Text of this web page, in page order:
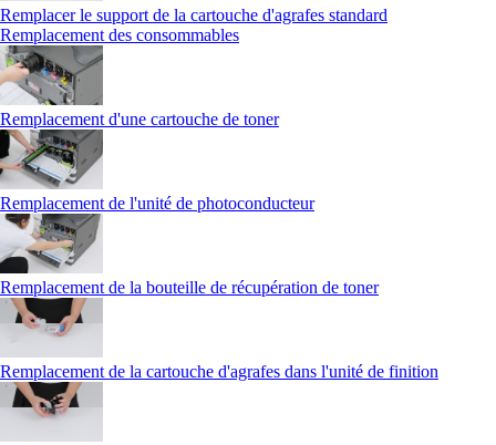
Remplacer le support de la cartouche d'agrafes standard
Remplacement des consommables
Remplacement d'une cartouche de toner
Remplacement de l'unité de photoconducteur
Remplacement de la bouteille de récupération de toner
Remplacement de la cartouche d'agrafes dans l'unité de finition